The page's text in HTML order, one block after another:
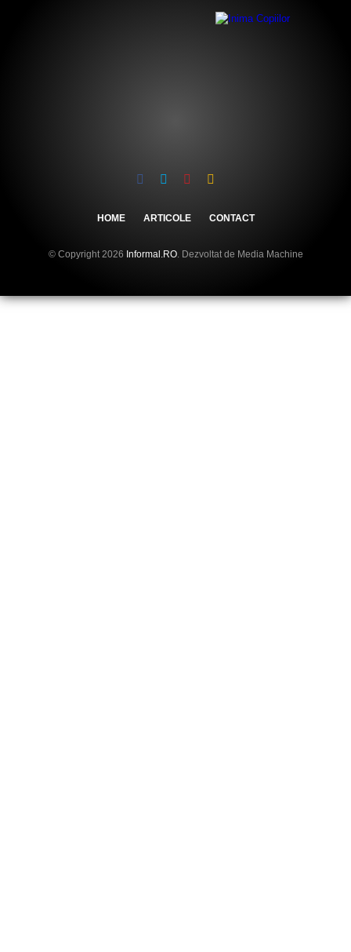
HOME ARTICOLE CONTACT
© Copyright 2026 Informal.RO. Dezvoltat de Media Machine